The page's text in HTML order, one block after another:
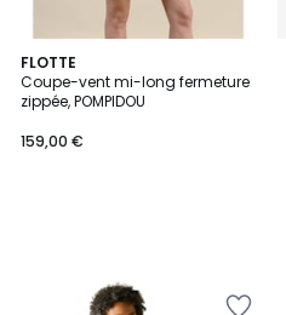
FLOTTE
Coupe-vent mi-long fermeture
zippée, POMPIDOU
159,00 €